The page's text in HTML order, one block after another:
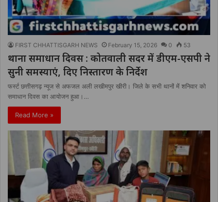
FIRST CHHATTISGARH NEWS February 15, 2026 0 53
थाना समाधान दिवस : कोतवाली सदर में डीएम-एसपी ने
सुनी समस्याएं, दिए निस्तारण के निर्देश
फर्स्ट छत्तीसगढ़ न्यूज से अफजल अली लखीमपुर खीरी। जिले के सभी थानों में शनिवार को
समाधान दिवस का आयोजन हुआ।…
Read More »